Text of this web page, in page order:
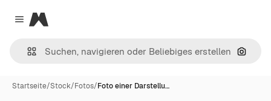
Close menu
Magnific
Nach
Startseite/Stock/Fotos/Foto einer Darstellu…